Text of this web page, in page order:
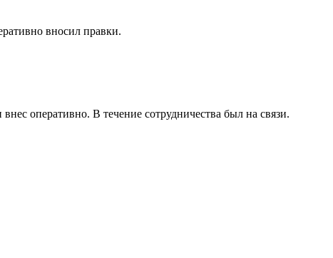
вносил правки.
оперативно. В течение сотрудничества был на связи.